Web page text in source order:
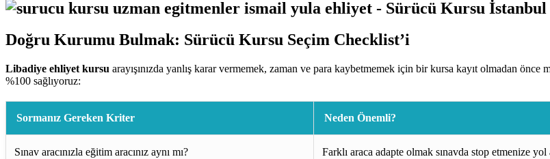
Doğru Kurumu Bulmak: Sürücü Kursu Seçim Checklist’i
Libadiye ehliyet kursu arayışınızda yanlış karar vermemek, zaman ve para kaybetmemek için bir kursa kayıt olmadan
%100 sağlıyoruz:
Sormanız Gereken Kriter Neden Önemli?
Sınav aracınızla eğitim aracınız aynı mı? Farklı araca adapte olmak sınavda stop etmenize yol